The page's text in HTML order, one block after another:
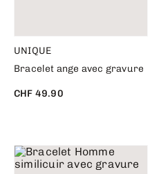
UNIQUE
Bracelet ange avec gravure
CHF 49.90